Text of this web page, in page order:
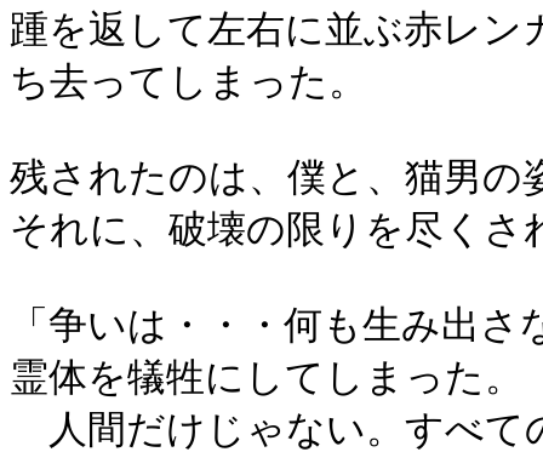
踵を返して左右に並ぶ赤レ
ち去ってしまった。
残されたのは、僕と、猫男の
それに、破壊の限りを尽く
「争いは・・・何も生み出
霊体を犠牲にしてしまった。
人間だけじゃない。すべて